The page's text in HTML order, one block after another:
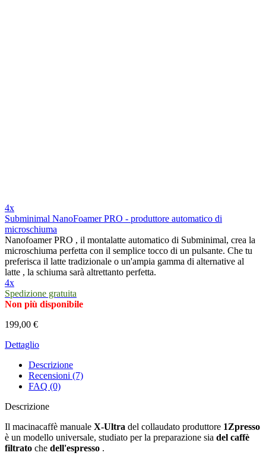
4x
Subminimal NanoFoamer PRO - produttore automatico di
microschiuma
Nanofoamer PRO , il montalatte automatico di Subminimal, crea la
microschiuma perfetta con il semplice tocco di un pulsante. Che tu
preferisca il latte tradizionale o un'ampia gamma di alternative al
latte , la schiuma sarà altrettanto perfetta.
4x
Spedizione gratuita
Non più disponibile
199,00 €
Dettaglio
Descrizione
Recensioni (7)
FAQ (0)
Descrizione
Il macinacaffè manuale X-Ultra del collaudato produttore 1Zpresso
è un modello universale, studiato per la preparazione sia del caffè
filtrato che dell'espresso .